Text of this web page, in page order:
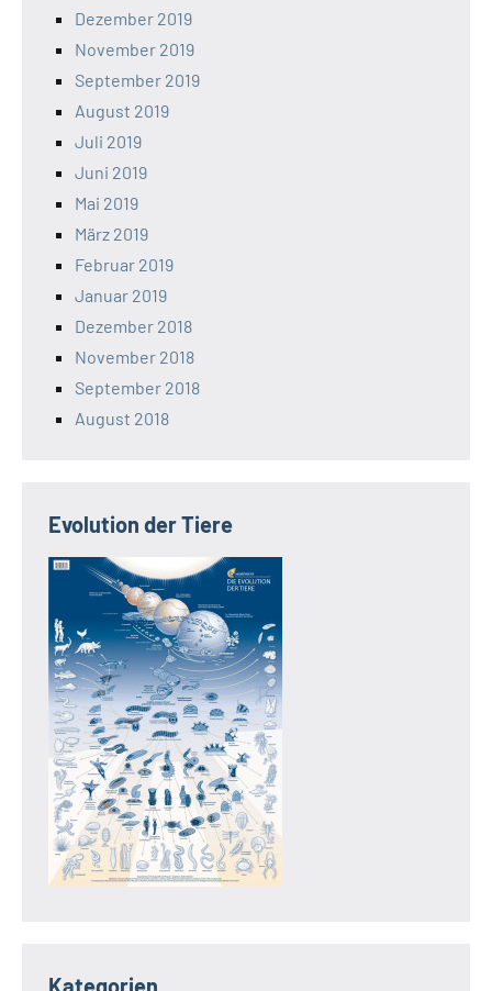
Dezember 2019
November 2019
September 2019
August 2019
Juli 2019
Juni 2019
Mai 2019
März 2019
Februar 2019
Januar 2019
Dezember 2018
November 2018
September 2018
August 2018
Evolution der Tiere
Kategorien